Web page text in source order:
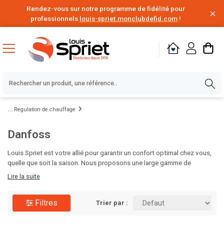
Rendez-vous sur notre programme de fidélité pour
professionnels louis-spriet.monclubdefid.com !
Regulation de chauffage
Danfoss
Louis Spriet est votre allié pour garantir un confort optimal chez vous,
quelle que soit la saison. Nous proposons une large gamme de
solutions de chauffage, des chaudières aux radiateurs design, ainsi que
équipements adaptés à votre espace et à votre budget. Visitez Louis
Spriet et préparez votre maison pour toute l'année !
Lire la suite
Filtres Trier par :